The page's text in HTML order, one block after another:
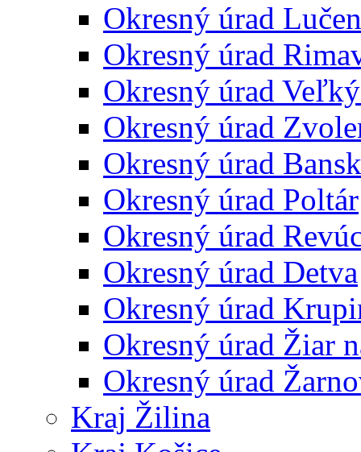
Okresný úrad
Okresný úrad
Okresný úrad
Okresný úrad
Okresný úrad
Okresný úrad Poltár
Okresný úrad
Okresný úrad Detva
Okresný úrad
Okresný úrad Žiar
Okresný úrad
Kraj Žilina